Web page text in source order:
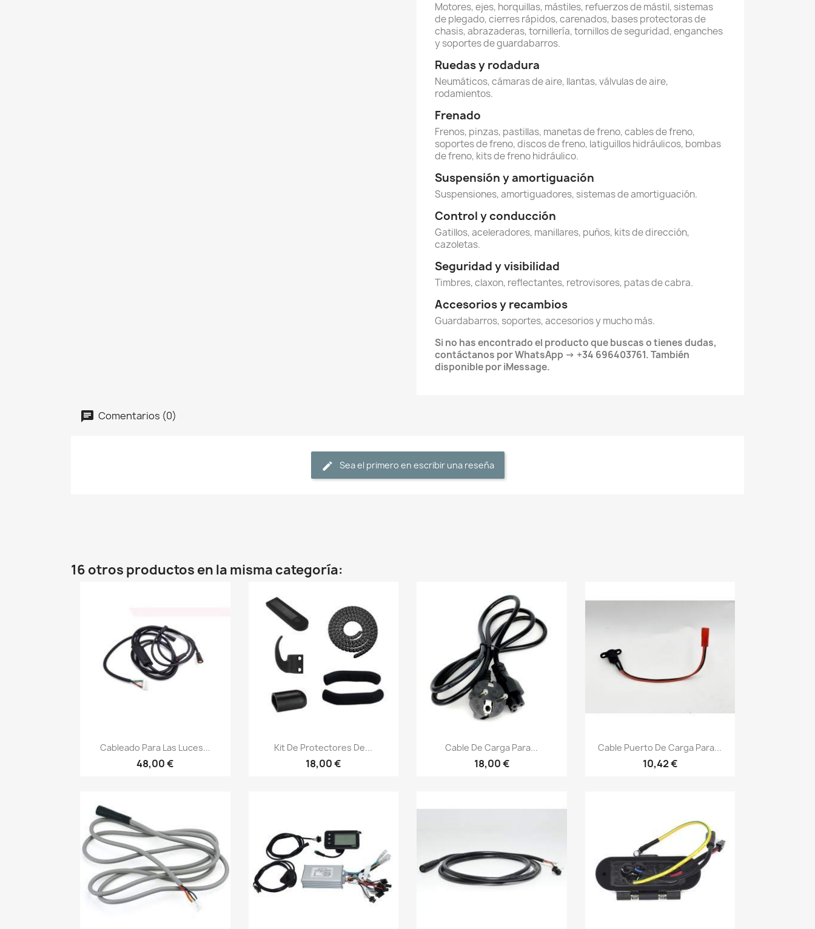
Motores, ejes, horquillas, mástiles, refuerzos de mástil, sistemas
de plegado, cierres rápidos, carenados, bases protectoras de
chasis, abrazaderas, tornillería, tornillos de seguridad, enganches
y soportes de guardabarros.
Ruedas y rodadura
Neumáticos, cámaras de aire, llantas, válvulas de aire,
rodamientos.
Frenado
Frenos, pinzas, pastillas, manetas de freno, cables de freno,
soportes de freno, discos de freno, latiguillos hidráulicos, bombas
de freno, kits de freno hidráulico.
Suspensión y amortiguación
Suspensiones, amortiguadores, sistemas de amortiguación.
Control y conducción
Gatillos, aceleradores, manillares, puños, kits de dirección,
cazoletas.
Seguridad y visibilidad
Timbres, claxon, reflectantes, retrovisores, patas de cabra.
Accesorios y recambios
Guardabarros, soportes, accesorios y mucho más.
Si no has encontrado el producto que buscas o tienes dudas,
contáctanos por WhatsApp -> +34 696403761. También
disponible por iMessage.
Comentarios (0)
Sea el primero en escribir una reseña
16 otros productos en la misma categoría:
Vista rápida
Cableado Para Las Luces...
48,00 €
Vista rápida
Kit De Protectores De...
18,00 €
 Vista rápida
Cable De Carga Para...
18,00 €
Vista rápida
Cable Puerto De Carga Para...
10,42 €